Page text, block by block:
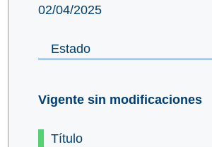
02/04/2025
Estado
Vigente sin modificaciones
Título